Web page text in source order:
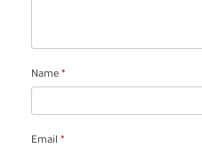
Name *
Email *